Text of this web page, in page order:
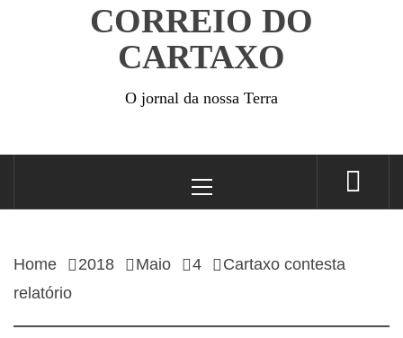
CORREIO DO
CARTAXO
O jornal da nossa Terra
Menu
Home 2018 Maio 4
Cartaxo contesta
relatório